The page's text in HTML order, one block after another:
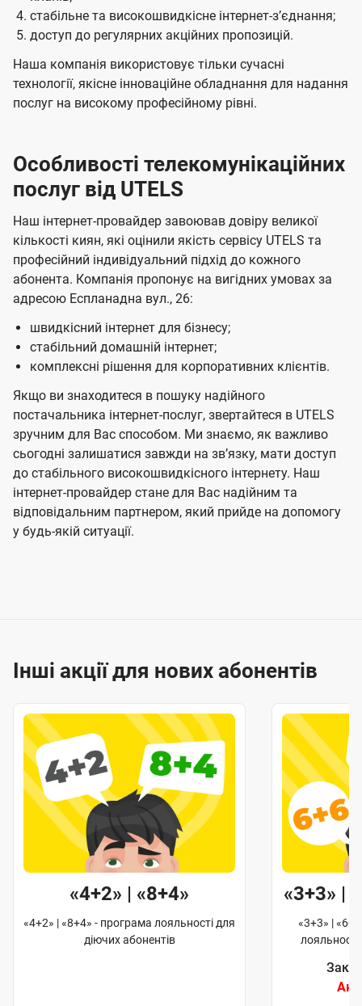
стабільне та високошвидкісне інтернет-зʼєднання;
доступ до регулярних акційних пропозицій.
Наша компанія використовує тільки сучасні
технології, якісне інноваційне обладнання для надання
послуг на високому професійному рівні.
Особливості телекомунікаційних
послуг від UTELS
Наш інтернет-провайдер завоював довіру великої
кількості киян, які оцінили якість сервісу UTELS та
професійний індивідуальний підхід до кожного
абонента. Компанія пропонує на вигідних умовах за
адресою Еспланадна вул., 26:
швидкісний інтернет для бізнесу;
стабільний домашній інтернет;
комплексні рішення для корпоративних клієнтів.
Якщо ви знаходитеся в пошуку надійного
постачальника інтернет-послуг, звертайтеся в UTELS
зручним для Вас способом. Ми знаємо, як важливо
сьогодні залишатися завжди на звʼязку, мати доступ
до стабільного високошвидкісного інтернету. Наш
інтернет-провайдер стане для Вас надійним та
відповідальним партнером, який прийде на допомогу
у будь-якій ситуації.
Інші акції для нових абонентів
«4+2» | «8+4»
«4+2» | «8+4» - програма лояльності для
діючих абонентів
«3+3» |
«3+3» |